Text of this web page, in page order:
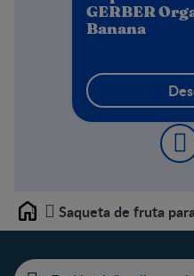
GERBER
Banana
Home Saqueta de fruta